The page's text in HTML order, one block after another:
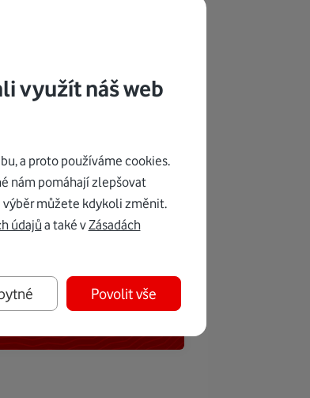
TV již
využít náš web
a proto používáme cookies.
nám pomáhají zlepšovat
můžete kdykoli změnit.
údajůa také vZásadách
Povolit vše